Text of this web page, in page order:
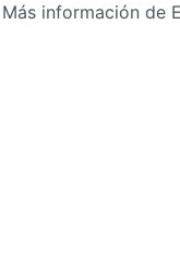
información de